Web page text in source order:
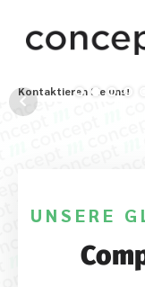
Kontaktieren Sie uns!
UNSERE